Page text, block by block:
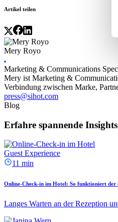
Artikel teilen
Mery Royo
Marketing & Communications
Mery ist Marketing &
Verbindung zwischen Marke,
press@sihot.com
Blog
Erfahre spannende
Guest Experience
11 min
Online-Check-in im Hotel: So funktioniert der
Langes Warten an der Rezeption